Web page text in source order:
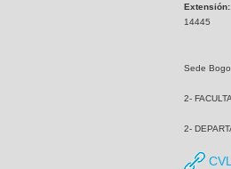
Extensión:
14445
Sede
2-
2-